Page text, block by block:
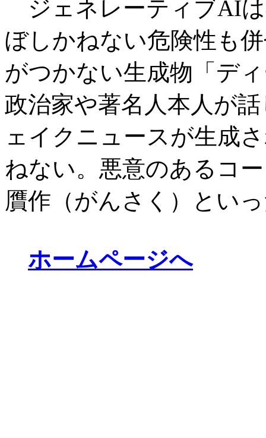
ジェネレーティブAI
ぼしかねない危険性も
がつかない生成物「デ
政治家や著名人本人が
ェイクニュースが生成
ねない。悪意のあるコ
贋作（がんさく）とい
ホームページへ